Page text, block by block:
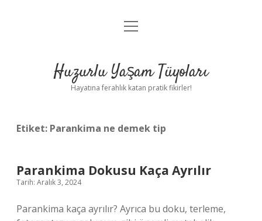
Anasayfa
Yasal Uyarı
menüyü
Huzurlu Yaşam Tüyoları
Hayatına ferahlık katan pratik fikirler!
Etiket: Parankima ne demek tip
Parankima Dokusu Kaça Ayrılır
Tarih: Aralık 3, 2024
Parankima kaça ayrılır? Ayrıca bu doku, terleme,